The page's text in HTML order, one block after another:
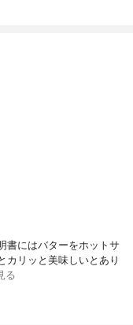
書にはバターをホットサ
カリッと美味しいとあり
る